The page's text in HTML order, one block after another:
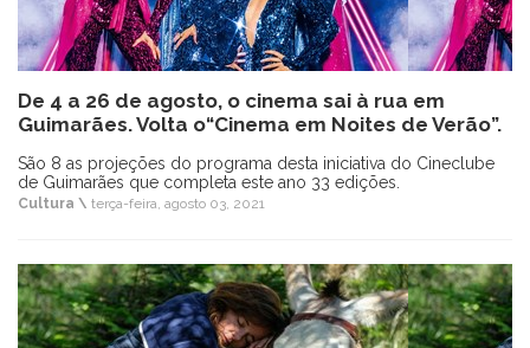
De 4 a 26 de agosto, o cinema sai à rua em
Guimarães. Volta o“Cinema em Noites de Verão”.
São 8 as projeções do programa desta iniciativa do Cineclube
de Guimarães que completa este ano 33 edições.
Cultura \ terça-feira, agosto 03, 2021